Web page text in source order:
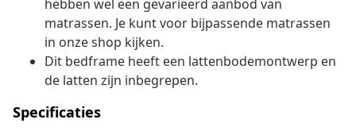
hebben wel een gevarieerd aanbod van
matrassen. Je kunt voor bijpassende matrassen
in onze shop kijken.
Dit bedframe heeft een lattenbodemontwerp en
de latten zijn inbegrepen.
Specificaties